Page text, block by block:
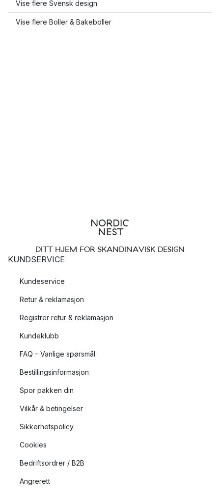
Vise flere Svensk design
Vise flere Boller & Bakeboller
DITT HJEM FOR SKANDINAVISK DESIGN
KUNDSERVICE
Kundeservice
Retur & reklamasjon
Registrer retur & reklamasjon
Kundeklubb
FAQ – Vanlige spørsmål
Bestillingsinformasjon
Spor pakken din
Vilkår & betingelser
Sikkerhetspolicy
Cookies
Bedriftsordrer / B2B
Angrerett